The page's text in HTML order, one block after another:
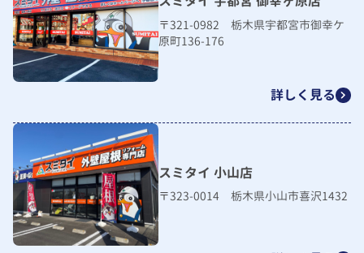
〒321-0982 栃木県宇都宮市御幸ケ
原町136-176
詳しく見る
スミタイ 小山店
〒323-0014 栃木県小山市喜沢1432